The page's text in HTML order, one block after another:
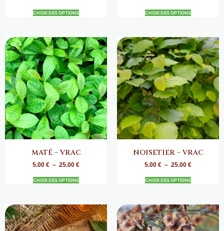
CHOIX DES OPTIONS CHOIX DES OPTIONS
MATÉ – VRAC
5.00 € – 25.00 €
CHOIX DES OPTIONS
NOISETIER – VRAC
5.00 € – 25.00 €
CHOIX DES OPTIONS